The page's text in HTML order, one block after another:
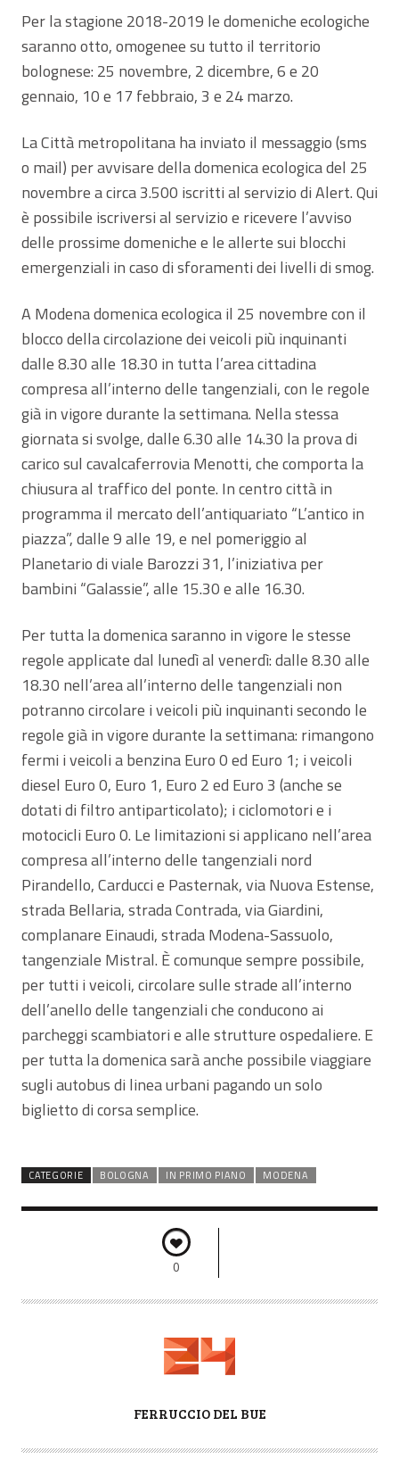
Per la stagione 2018-2019 le domeniche ecologiche
saranno otto, omogenee su tutto il territorio
bolognese: 25 novembre, 2 dicembre, 6 e 20
gennaio, 10 e 17 febbraio, 3 e 24 marzo.
La Città metropolitana ha inviato il messaggio (sms
o mail) per avvisare della domenica ecologica del 25
novembre a circa 3.500 iscritti al servizio di Alert. Qui
è possibile iscriversi al servizio e ricevere l’avviso
delle prossime domeniche e le allerte sui blocchi
emergenziali in caso di sforamenti dei livelli di smog.
A Modena domenica ecologica il 25 novembre con il
blocco della circolazione dei veicoli più inquinanti
dalle 8.30 alle 18.30 in tutta l’area cittadina
compresa all’interno delle tangenziali, con le regole
già in vigore durante la settimana. Nella stessa
giornata si svolge, dalle 6.30 alle 14.30 la prova di
carico sul cavalcaferrovia Menotti, che comporta la
chiusura al traffico del ponte. In centro città in
programma il mercato dell’antiquariato “L’antico in
piazza”, dalle 9 alle 19, e nel pomeriggio al
Planetario di viale Barozzi 31, l’iniziativa per
bambini “Galassie”, alle 15.30 e alle 16.30.
Per tutta la domenica saranno in vigore le stesse
regole applicate dal lunedì al venerdì: dalle 8.30 alle
18.30 nell’area all’interno delle tangenziali non
potranno circolare i veicoli più inquinanti secondo le
regole già in vigore durante la settimana: rimangono
fermi i veicoli a benzina Euro 0 ed Euro 1; i veicoli
diesel Euro 0, Euro 1, Euro 2 ed Euro 3 (anche se
dotati di filtro antiparticolato); i ciclomotori e i
motocicli Euro 0. Le limitazioni si applicano nell’area
compresa all’interno delle tangenziali nord
Pirandello, Carducci e Pasternak, via Nuova Estense,
strada Bellaria, strada Contrada, via Giardini,
complanare Einaudi, strada Modena-Sassuolo,
tangenziale Mistral. È comunque sempre possibile,
per tutti i veicoli, circolare sulle strade all’interno
dell’anello delle tangenziali che conducono ai
parcheggi scambiatori e alle strutture ospedaliere. E
per tutta la domenica sarà anche possibile viaggiare
sugli autobus di linea urbani pagando un solo
biglietto di corsa semplice.
CATEGORIE BOLOGNA IN PRIMO PIANO MODENA
0
FERRUCCIO DEL BUE